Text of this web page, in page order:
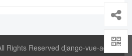
Rights Reserved django-vue-admin